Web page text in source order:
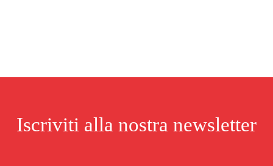
Iscriviti alla nostra newsletter